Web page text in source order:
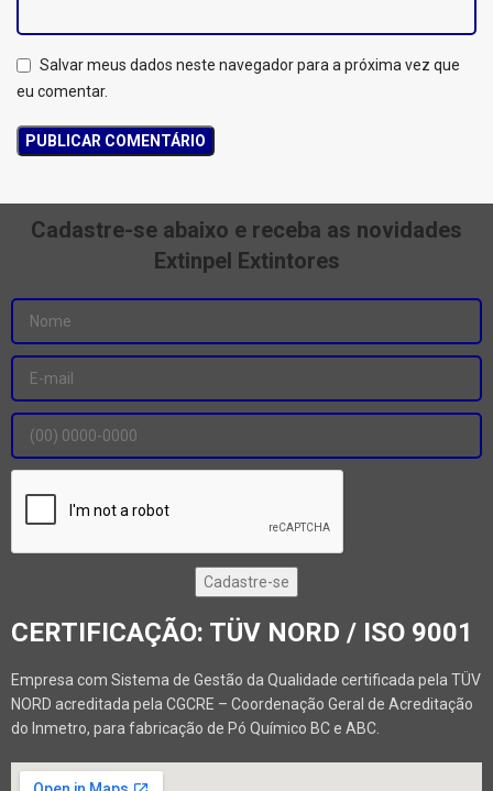
Salvar meus dados neste navegador para a próxima vez que
eu comentar.
Cadastre-se abaixo e receba as novidades
Extinpel Extintores
CERTIFICAÇÃO: TÜV NORD / ISO 9001
Empresa com Sistema de Gestão da Qualidade certificada pela TÜV
NORD acreditada pela CGCRE – Coordenação Geral de Acreditação
do Inmetro, para fabricação de Pó Químico BC e ABC.